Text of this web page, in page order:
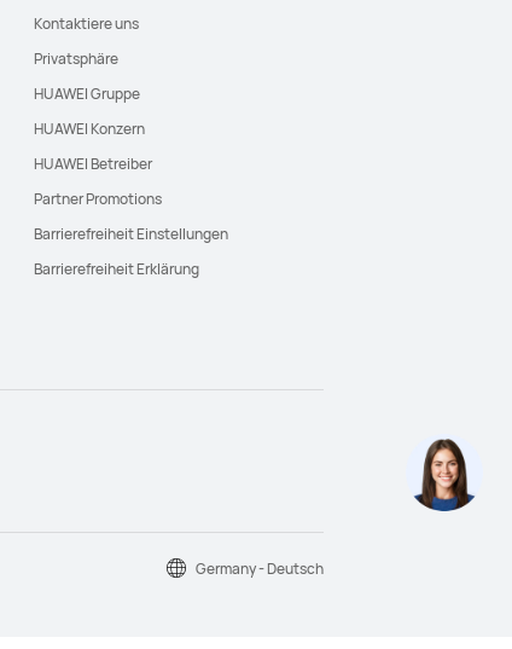
Kontaktiere uns
Privatsphäre
HUAWEI Gruppe
HUAWEI Konzern
HUAWEI Betreiber
Partner Promotions
Barrierefreiheit Einstellungen
Barrierefreiheit Erklärung
Germany - Deutsch